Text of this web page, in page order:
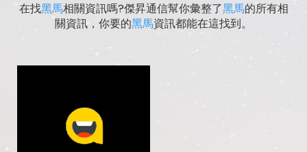
在找黑馬相關資訊嗎?傑昇通信幫你彙整了黑馬的所有相
關資訊，你要的黑馬資訊都能在這找到。